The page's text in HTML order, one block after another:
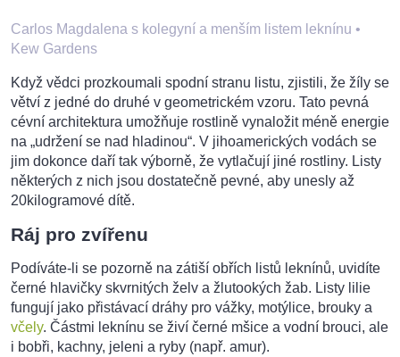
Carlos Magdalena s kolegyní a menším listem leknínu •
Kew Gardens
Když vědci prozkoumali spodní stranu listu, zjistili, že žíly se
větví z jedné do druhé v geometrickém vzoru. Tato pevná
cévní architektura umožňuje rostlině vynaložit méně energie
na „udržení se nad hladinou“. V jihoamerických vodách se
jim dokonce daří tak výborně, že vytlačují jiné rostliny. Listy
některých z nich jsou dostatečně pevné, aby unesly až
20kilogramové dítě.
Ráj pro zvířenu
Podíváte-li se pozorně na zátiší obřích listů leknínů, uvidíte
černé hlavičky skvrnitých želv a žlutookých žab. Listy lilie
fungují jako přistávací dráhy pro vážky, motýlice, brouky a
včely. Částmi leknínu se živí černé mšice a vodní brouci, ale
i bobři, kachny, jeleni a ryby (např. amur).